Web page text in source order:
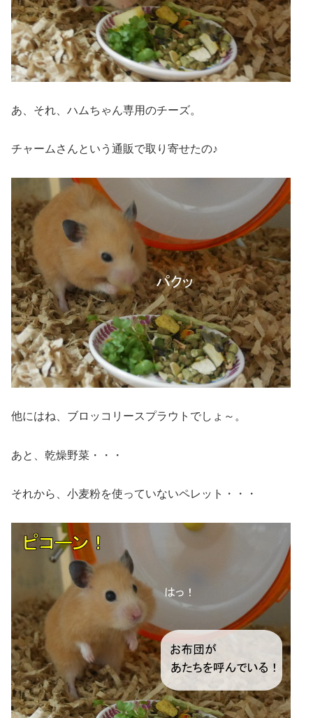
あ、それ、ハムちゃん専用のチーズ。
チャームさんという通販で取り寄せたの♪
他にはね、ブロッコリースプラウトでしょ～。
あと、乾燥野菜・・・
それから、小麦粉を使っていないペレット・・・